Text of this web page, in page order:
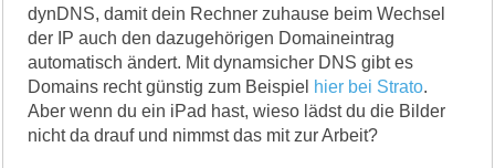
dynDNS, damit dein Rechner zuhause beim Wechsel
der IP auch den dazugehörigen Domaineintrag
automatisch ändert. Mit dynamsicher DNS gibt es
Domains recht günstig zum Beispiel hier bei Strato.
Aber wenn du ein iPad hast, wieso lädst du die Bilder
nicht da drauf und nimmst das mit zur Arbeit?